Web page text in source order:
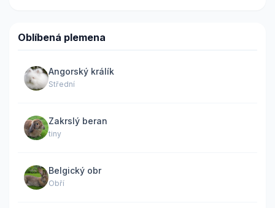
Oblíbená plemena
Angorský králík
Střední
Zakrslý beran
tiny
Belgický obr
Obří